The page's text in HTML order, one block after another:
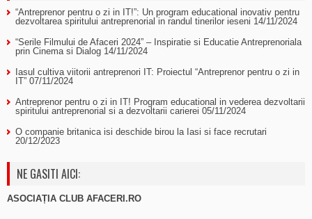
“Antreprenor pentru o zi in IT!”: Un program educational inovativ pentru
dezvoltarea spiritului antreprenorial in randul tinerilor ieseni 14/11/2024
“Serile Filmului de Afaceri 2024” – Inspiratie si Educatie Antreprenoriala
prin Cinema si Dialog 14/11/2024
Iasul cultiva viitorii antreprenori IT: Proiectul “Antreprenor pentru o zi in
IT” 07/11/2024
Antreprenor pentru o zi in IT! Program educational in vederea dezvoltarii
spiritului antreprenorial si a dezvoltarii carierei 05/11/2024
O companie britanica isi deschide birou la Iasi si face recrutari
20/12/2023
NE GASITI AICI:
ASOCIAȚIA CLUB AFACERI.RO